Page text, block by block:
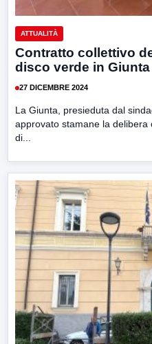
ATTUALITÀ
Contratto collettivo
disco verde in Giunta
27 DICEMBRE 2024
La Giunta, presieduta dal
approvato stamane la
di...